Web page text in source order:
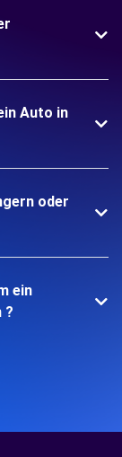
Auto in
oder
ein
?